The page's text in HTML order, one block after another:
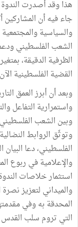
هذا وقد أصدرت
جاء فيه أن المشاركين
والسياسية
الشعب الفلسطيني
الظرفية الدقيقة،
القضية الفلسطينية
وبعد أن أبرز العمق
واستمرارية التفاعل
وبين الشعب
وتوثّق الروابط
الفلسطيني، دعا
والإعلامية في ربوع
استثمار خلاصات
والميداني لتعزيز
المحدقة به وفي
التي تروم سلب